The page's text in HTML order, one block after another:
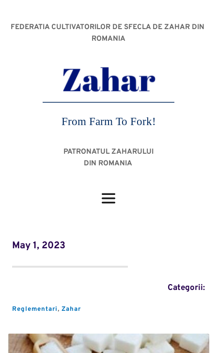
FEDERATIA CULTIVATORILOR DE SFECLA DE ZAHAR DIN
ROMANIA
From Farm To Fork!
PATRONATUL ZAHARULUI
DIN ROMANIA
May 1, 2023
Categorii:
Reglementari, Zahar